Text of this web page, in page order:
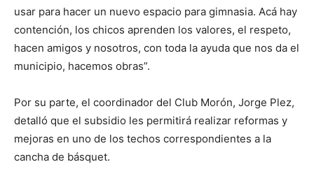
usar para hacer un nuevo espacio para gimnasia. Acá hay
contención, los chicos aprenden los valores, el respeto,
hacen amigos y nosotros, con toda la ayuda que nos da el
municipio, hacemos obras”.
Por su parte, el coordinador del Club Morón, Jorge Plez,
detalló que el subsidio les permitirá realizar reformas y
mejoras en uno de los techos correspondientes a la
cancha de básquet.